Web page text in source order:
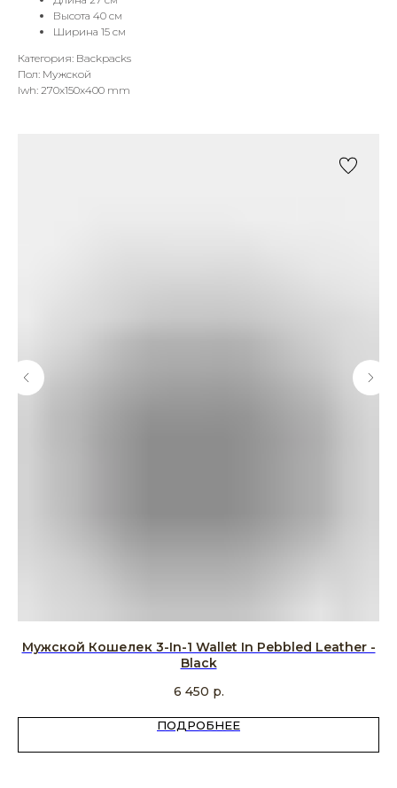
Высота 40 см
Ширина 15 см
Категория: Backpacks
Пол: Мужской
lwh: 270x150x400 mm
Мужской Кошелек 3-In-1 Wallet In Pebbled Leather -
Black
6 450 р.
ПОДРОБНЕЕ